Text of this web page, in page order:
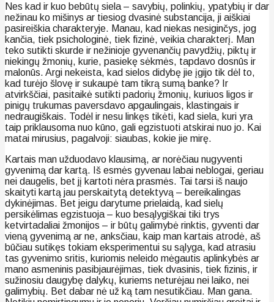
Nes kad ir kuo bebūtų siela – savybių, polinkių, ypatybių ir dar
nežinau ko mišinys ar tiesiog dvasinė substancija, ji aiškiai
pasireiškia charakteryje. Manau, kad niekas nesiginčys, jog
kančia, tiek psichologinė, tiek fizinė, veikia charakterį. Man
teko sutikti skurde ir nežinioje gyvenančių pavydžių, piktų ir
niekingų žmonių, kurie, pasiekę sėkmės, tapdavo dosnūs ir
malonūs. Argi nekeista, kad sielos didybę jie įgijo tik dėl to,
kad turėjo šlovę ir sukaupė tam tikrą sumą banke? Ir
atvirkščiai, pasitaikė sutikti padorių žmonių, kuriuos ligos ir
pinigų trukumas paversdavo apgaulingais, klastingais ir
nedraugiškais. Todėl ir nesu linkęs tikėti, kad siela, kuri yra
taip priklausoma nuo kūno, gali egzistuoti atskirai nuo jo. Kai
matai mirusius, pagalvoji: siaubas, kokie jie mirę.
Kartais man užduodavo klausimą, ar norėčiau nugyventi
gyvenimą dar kartą. Iš esmės gyvenau labai neblogai, geriau
nei daugelis, bet jį kartoti nėra prasmės. Tai tarsi iš naujo
skaityti kartą jau perskaitytą detektyvą – bereikalingas
dykinėjimas. Bet jeigu darytume prielaidą, kad sielų
persikėlimas egzistuoja – kuo besąlygiškai tiki trys
ketvirtadaliai žmonijos – ir būtų galimybė rinktis, gyventi dar
vieną gyvenimą ar ne, anksčiau, kaip man kartais atrodė, aš
būčiau sutikęs tokiam eksperimentui su sąlyga, kad atrasiu
tas gyvenimo sritis, kuriomis neleido mėgautis aplinkybės ar
mano asmeninis pasibjaurėjimas, tiek dvasinis, tiek fizinis, ir
sužinosiu daugybę dalykų, kuriems neturėjau nei laiko, nei
galimybių. Bet dabar nė už ką tam nesutikčiau. Man gana.